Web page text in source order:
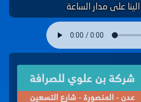
على مدار الساعة